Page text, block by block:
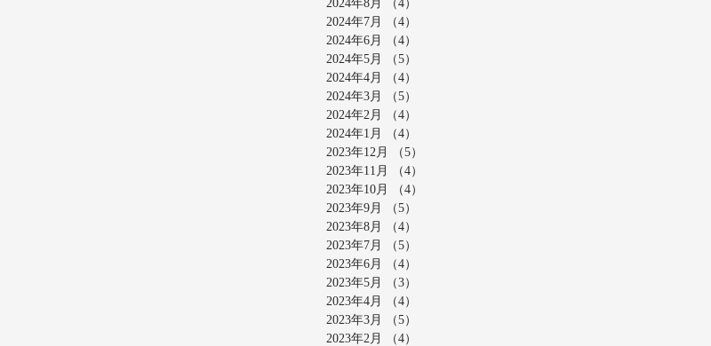
2024年8月 （4）
2024年7月
（4）
2024年6月
（4）
2024年5月
（5）
2024年4月
（4）
2024年3月
（5）
2024年2月
（4）
2024年1月
（4）
2023年12月
（5）
2023年11月
（4）
2023年10月
（4）
2023年9月
（5）
2023年8月
（4）
2023年7月
（5）
2023年6月
（4）
2023年5月
（3）
2023年4月
（4）
2023年3月
（5）
2023年2月
（4）